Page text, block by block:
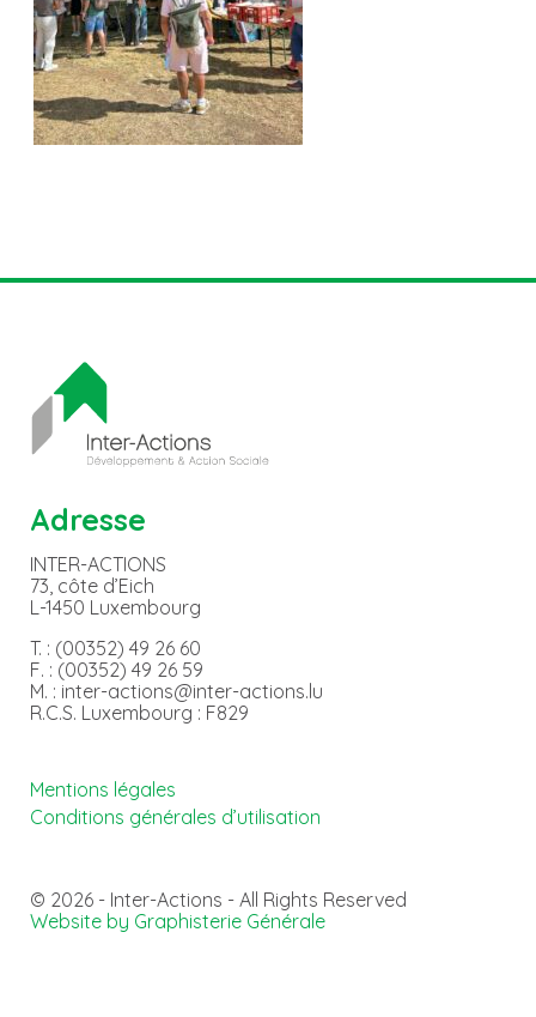
Adresse
INTER-ACTIONS
73, côte d’Eich
L-1450 Luxembourg
T. : (00352) 49 26 60
F. : (00352) 49 26 59
M. : inter-actions@inter-actions.lu
R.C.S. Luxembourg : F829
Mentions légales
Conditions générales d’utilisation
© 2026 - Inter-Actions - All Rights Reserved
Website by Graphisterie Générale